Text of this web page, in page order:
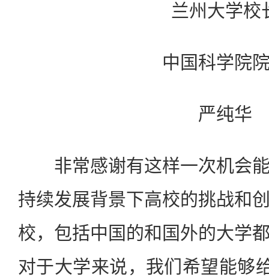
兰州大学校
中国科学院
严纯华
非常感谢有这样一次机会能
持续发展背景下高校的挑战和
校，包括中国的和国外的大学
对于大学来说，我们希望能够